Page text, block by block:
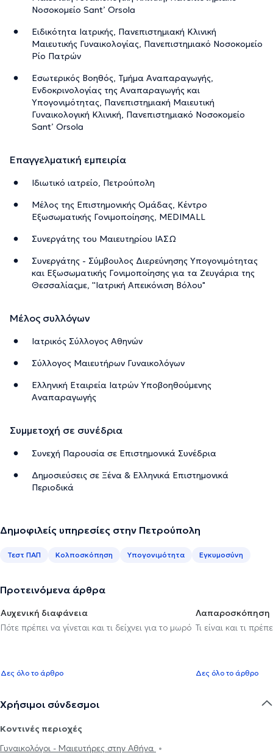
Νοσοκομείο Sant’ Orsola
Ειδικότητα Ιατρικής, Πανεπιστημιακή Κλινική
Μαιευτικής Γυναικολογίας, Πανεπιστημιακό Νοσοκομείο
Ρίο Πατρών
Εσωτερικός Βοηθός, Τμήμα Αναπαραγωγής,
Ενδοκρινολογίας της Αναπαραγωγής και
Υπογονιμότητας, Πανεπιστημιακή Μαιευτική
Γυναικολογική Κλινική, Πανεπιστημιακό Νοσοκομείο
Sant’ Orsola
Επαγγελματική εμπειρία
Ιδιωτικό ιατρείο, Πετρούπολη
Μέλος της Επιστημονικής Ομάδας, Κέντρο
Εξωσωματικής Γονιμοποίησης, MEDIMALL
Συνεργάτης του Μαιευτηρίου ΙΑΣΩ
Συνεργάτης - Σύμβουλος Διερεύνησης Υπογονιμότητας
και Εξωσωματικής Γονιμοποίησης για τα Ζευγάρια της
Θεσσαλίαςμε, ''Ιατρική Απεικόνιση Βόλου"
Μέλος συλλόγων
Ιατρικός Σύλλογος Αθηνών
Σύλλογος Μαιευτήρων Γυναικολόγων
Ελληνική Εταιρεία Ιατρών Υποβοηθούμενης
Αναπαραγωγής
Συμμετοχή σε συνέδρια
Συνεχή Παρουσία σε Επιστημονικά Συνέδρια
Δημοσιεύσεις σε Ξένα & Ελληνικά Επιστημονικά
Περιοδικά
Δημοφιλείς υπηρεσίες στην Πετρούπολη
Τεστ ΠΑΠ Κολποσκόπηση Υπογονιμότητα Εγκυμοσύνη
Προτεινόμενα άρθρα
Αυχενική διαφάνεια
Πότε πρέπει να γίνεται και τι δείχνει για το μωρό
Δες όλο το άρθρο
Λαπαροσκόπηση
Τι είναι και τι
Δες όλο το άρθρο
Χρήσιμοι σύνδεσμοι
Κοντινές περιοχές
Γυναικολόγοι - Μαιευτήρες στην Αθήνα